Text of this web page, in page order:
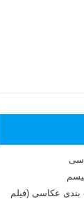
بندی عکاسی (فیلم